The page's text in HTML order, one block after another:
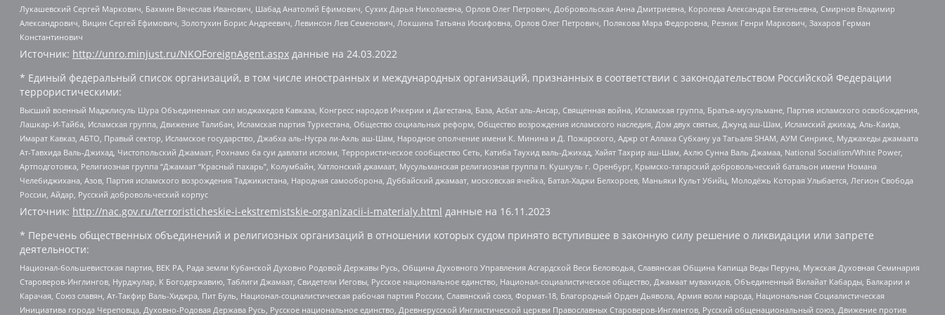
Лукашевский Сергей Маркович, Бахмин Вячеслав Иванович, Шабад Анатолий Ефимович, Сухих Дарья Николаевна, Орлов Олег Петрович, Добровольская Анна Дмитриевна, Королева Александра Евгеньевна, Смирнов Владимир
Александрович, Вицин Сергей Ефимович, Золотухин Борис Андреевич, Левинсон Лев Семенович, Локшина Татьяна Иосифовна, Орлов Олег Петрович, Полякова Мара Федоровна, Резник Генри Маркович, Захаров Герман
Константинович
Источник: http://unro.minjust.ru/NKOForeignAgent.aspx данные на 24.03.2022
* Единый федеральный список организаций, в том числе иностранных и международных организаций, признанных в соответствии с законодательством Российской Федерации
террористическими:
Высший военный Маджлисуль Шура Объединенных сил моджахедов Кавказа, Конгресс народов Ичкерии и Дагестана, База, Асбат аль-Ансар, Священная война, Исламская группа, Братья-мусульмане, Партия исламского освобождения,
Лашкар-И-Тайба, Исламская группа, Движение Талибан, Исламская партия Туркестана, Общество социальных реформ, Общество возрождения исламского наследия, Дом двух святых, Джунд аш-Шам, Исламский джихад, Аль-Каида,
Имарат Кавказ, АБТО, Правый сектор, Исламское государство, Джабха аль-Нусра ли-Ахль аш-Шам, Народное ополчение имени К. Минина и Д. Пожарского, Аджр от Аллаха Субхану уа Тагьаля SHAM, АУМ Синрике, Муджахеды джамаата
Ат-Тавхида Валь-Джихад, Чистопольский Джамаат, Рохнамо ба суи давлати исломи, Террористическое сообщество Сеть, Катиба Таухид валь-Джихад, Хайят Тахрир аш-Шам, Ахлю Сунна Валь Джамаа, National Socialism/White Power,
Артподготовка, Религиозная группа “Джамаат “Красный пахарь”, Колумбайн, Хатлонский джамаат, Мусульманская религиозная группа п. Кушкуль г. Оренбург, Крымско-татарский добровольческий батальон имени Номана
Челебиджихана, Азов, Партия исламского возрождения Таджикистана, Народная самооборона, Дуббайский джамаат, московская ячейка, Батал-Хаджи Белхороев, Маньяки Культ Убийц, Молодёжь Которая Улыбается, Легион Свобода
России, Айдар, Русский добровольческий корпус
Источник: http://nac.gov.ru/terroristicheskie-i-ekstremistskie-organizacii-i-materialy.html данные на 16.11.2023
* Перечень общественных объединений и религиозных организаций в отношении которых судом принято вступившее в законную силу решение о ликвидации или запрете
деятельности:
Национал-большевистская партия, ВЕК РА, Рада земли Кубанской Духовно Родовой Державы Русь, Община Духовного Управления Асгардской Веси Беловодья, Славянская Община Капища Веды Перуна, Мужская Духовная Семинария
Староверов-Инглингов, Нурджулар, К Богодержавию, Таблиги Джамаат, Свидетели Иеговы, Русское национальное единство, Национал-социалистическое общество, Джамаат мувахидов, Объединенный Вилайат Кабарды, Балкарии и
Карачая, Союз славян, Ат-Такфир Валь-Хиджра, Пит Буль, Национал-социалистическая рабочая партия России, Славянский союз, Формат-18, Благородный Орден Дьявола, Армия воли народа, Национальная Социалистическая
Инициатива города Череповца, Духовно-Родовая Держава Русь, Русское национальное единство, Древнерусской Инглистической церкви Православных Староверов-Инглингов, Русский общенациональный союз, Движение против